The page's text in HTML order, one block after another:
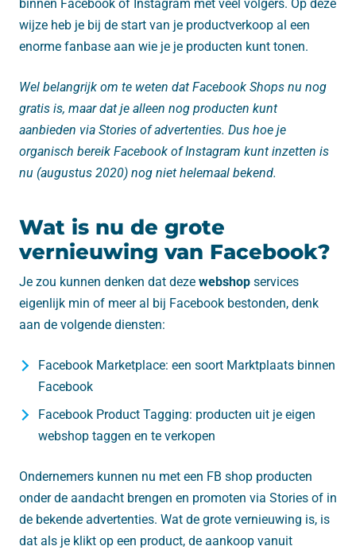
binnen Facebook of Instagram met veel volgers. Op deze
wijze heb je bij de start van je productverkoop al een
enorme fanbase aan wie je je producten kunt tonen.
Wel belangrijk om te weten dat Facebook Shops nu nog
gratis is, maar dat je alleen nog producten kunt
aanbieden via Stories of advertenties. Dus hoe je
organisch bereik Facebook of Instagram kunt inzetten is
nu (augustus 2020) nog niet helemaal bekend.
Wat is nu de grote
vernieuwing van Facebook?
Je zou kunnen denken dat deze webshop services
eigenlijk min of meer al bij Facebook bestonden, denk
aan de volgende diensten:
Facebook Marketplace: een soort Marktplaats binnen
Facebook
Facebook Product Tagging: producten uit je eigen
webshop taggen en te verkopen
Ondernemers kunnen nu met een FB shop producten
onder de aandacht brengen en promoten via Stories of in
de bekende advertenties. Wat de grote vernieuwing is, is
dat als je klikt op een product, de aankoop vanuit